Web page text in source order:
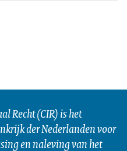
Recht (CIR) is het
der Nederlanden voor
en naleving van het